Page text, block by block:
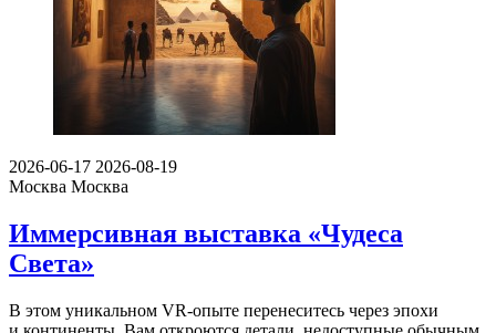
2026-06-17 2026-08-19
Москва Москва
Иммерсивная выставка «Чудеса
Света»
В этом уникальном VR-опыте перенеситесь через эпохи